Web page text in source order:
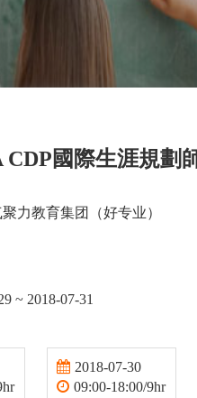
CDP國際生涯規劃
力教育集团（好专业）
~ 2018-07-31
2018-07-30
09:00-18:00/9hr